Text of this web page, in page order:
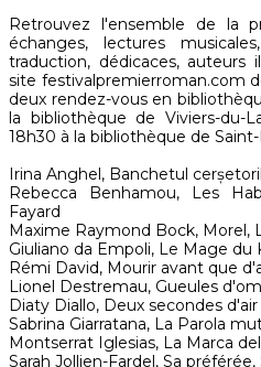
Retrouvez l'ensemble de la
échanges, lectures
traduction, dédicaces, auteurs
site festivalpremierroman.com
deux rendez-vous en
la bibliothèque de Viviers-
18h30 à la bibliothèque de
Irina Anghel, Banchetul
Rebecca Benhamou, Les
Fayard
Maxime Raymond Bock, Morel,
Giuliano da Empoli, Le Mage du
Rémi David, Mourir avant que
Lionel Destremau, Gueules
Diaty Diallo, Deux secondes d'air
Sabrina Giarratana, La Parola
Montserrat Iglesias, La Marca
Sarah Jollien-Fardel, Sa